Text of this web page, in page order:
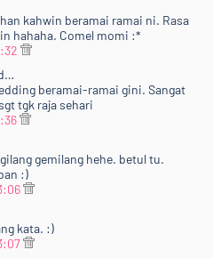
kahwin beramai ramai ni. Rasa
hahaha. Comel momi :*
beramai-ramai gini. Sangat
tgk raja sehari
gemilang hehe. betul tu.
:)
kata. :)